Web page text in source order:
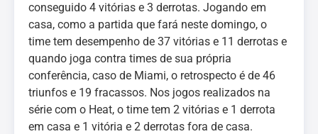
conseguido 4 vitórias e 3 derrotas. Jogando em
casa, como a partida que fará neste domingo, o
time tem desempenho de 37 vitórias e 11 derrotas e
quando joga contra times de sua própria
conferência, caso de Miami, o retrospecto é de 46
triunfos e 19 fracassos. Nos jogos realizados na
série com o Heat, o time tem 2 vitórias e 1 derrota
em casa e 1 vitória e 2 derrotas fora de casa.